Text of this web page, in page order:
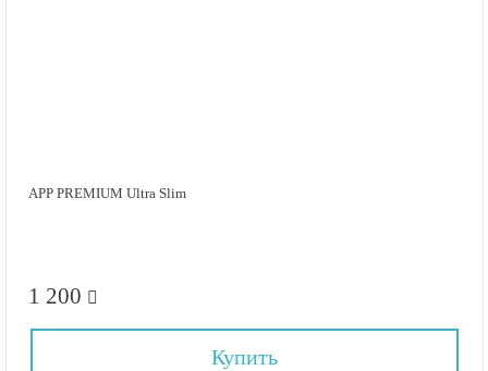
APP PREMIUM Ultra Slim
1 200
Купить